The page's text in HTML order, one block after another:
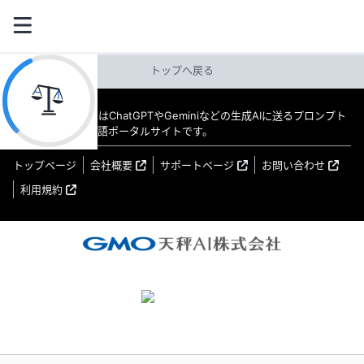
トップへ戻る
教えてAI byGMO はChatGPTやGeminiなどの生成AIに送るプロンプト
（指示文）の日本語ポータルサイトです。
トップページ 会社概要 サポートページ
お問い合わせ
利用規約